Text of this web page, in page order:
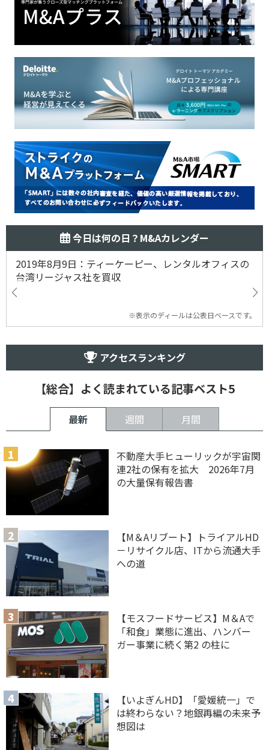
今日は何の日？M&Aカレンダー
2019年8月9日：ティーケーピー、レンタルオフィスの
台湾リージャス社を買収
※表示のディールは公表日ベースです。
アクセスランキング
【総合】よく読まれている記事ベスト5
最新 週間 月間
不動産大手ヒューリックが宇宙関
連2社の保有を拡大 2026年7月
の大量保有報告書
【M＆Aリブート】トライアルHD
－リサイクル店、ITから流通大手
への道
【モスフードサービス】M＆Aで
「和食」業態に進出、ハンバー
ガー事業に続く第2 の柱に
【いよぎんHD】「愛媛統一」で
は終わらない？地銀再編の未来予
想図は